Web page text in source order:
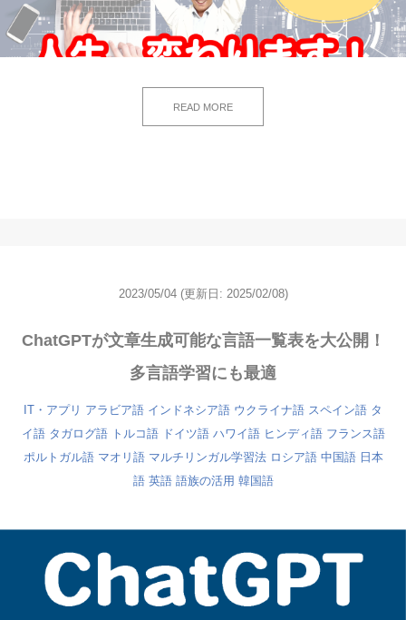
READ MORE
2023/05/04 (更新日: 2025/02/08)
ChatGPTが文章生成可能な言語一覧表を大公開！
多言語学習にも最適
IT・アプリ アラビア語 インドネシア語 ウクライナ語 スペイン語 タ
イ語 タガログ語 トルコ語 ドイツ語 ハワイ語 ヒンディ語 フランス語
ポルトガル語 マオリ語 マルチリンガル学習法 ロシア語 中国語 日本
語 英語 語族の活用 韓国語